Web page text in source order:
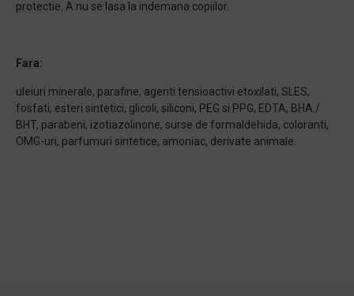
protectie. A nu se lasa la indemana copiilor.
Fara:
uleiuri minerale, parafine, agenti tensioactivi etoxilati, SLES,
fosfati, esteri sintetici, glicoli, siliconi, PEG si PPG, EDTA, BHA /
BHT, parabeni, izotiazolinone, surse de formaldehida, coloranti,
OMG-uri, parfumuri sintetice, amoniac, derivate animale.